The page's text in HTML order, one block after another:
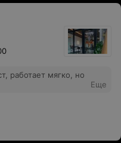
работает мягко, но
Еще